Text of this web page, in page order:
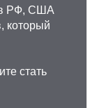
в РФ, США
который
стать